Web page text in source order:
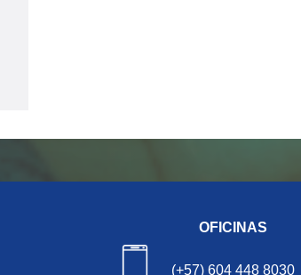
OFICINAS
(+57) 604 448 8030